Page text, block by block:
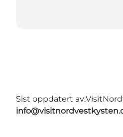
Sist oppdatert av: